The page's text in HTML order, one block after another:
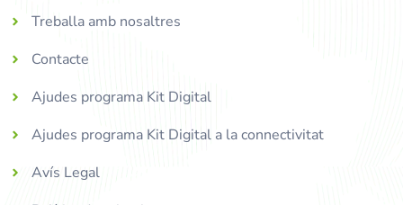
Treballa amb nosaltres
Contacte
Ajudes programa Kit Digital
Ajudes programa Kit Digital a la connectivitat
Avís Legal